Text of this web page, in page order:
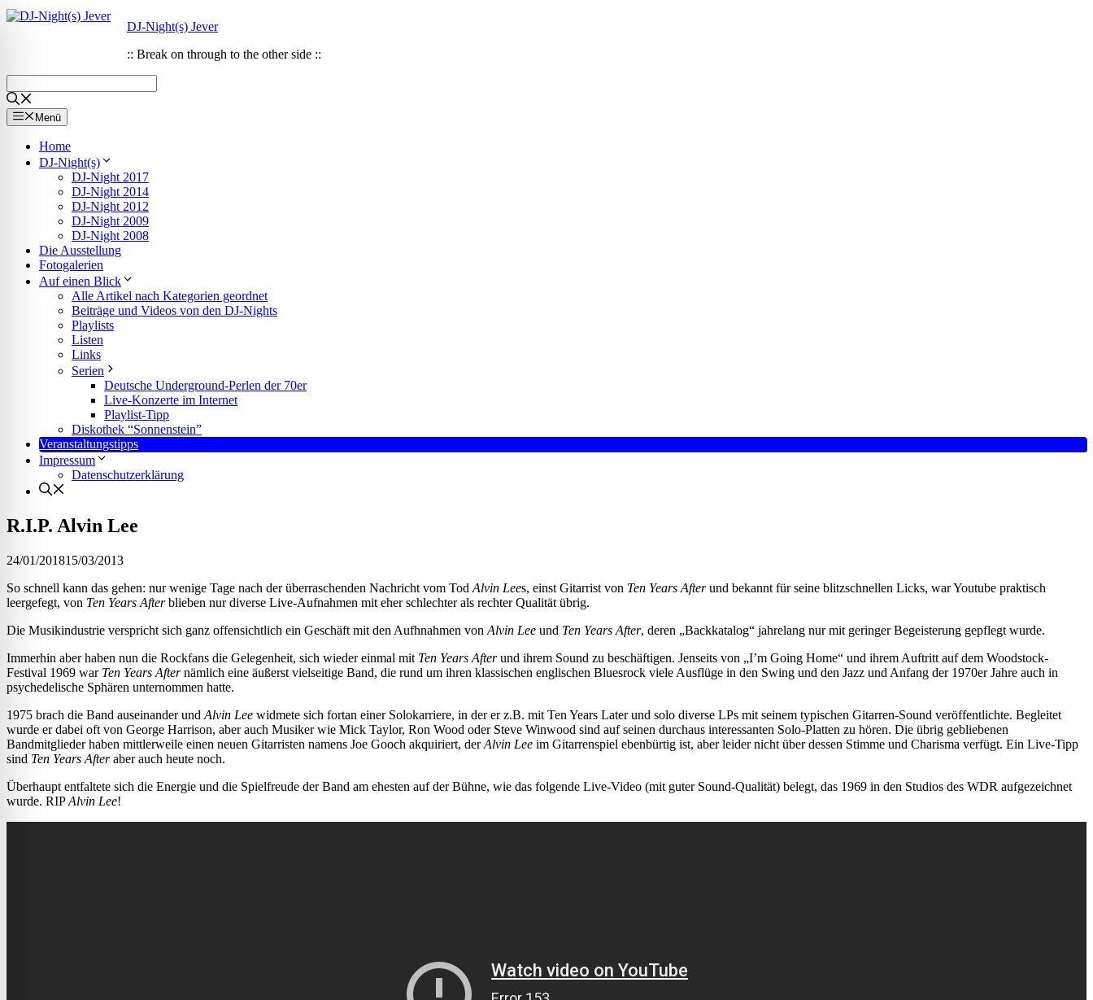
Zum
Zum
DJ-Night(s) Jever
:: Break on through to the other side ::
Menü
Home
DJ-Night(s)
DJ-Night 2017
DJ-Night 2014
DJ-Night 2012
DJ-Night 2009
DJ-Night 2008
Die Ausstellung
Fotogalerien
Auf einen Blick
Alle Artikel nach Kategorien geordnet
Beiträge und Videos von den DJ-Nights
Playlists
Listen
Links
Serien
Deutsche Underground-Perlen der 70er
Live-Konzerte im Internet
Playlist-Tipp
Diskothek “Sonnenstein”
Veranstaltungstipps
Impressum
Datenschutzerklärung
R.I.P. Alvin Lee
24/01/201815/03/2013
So schnell kann das gehen: nur wenige Tage nach der überraschenden Nachricht vom Tod Alvin Lees, einst Gitarrist von Ten Years Afterund bekannt für seine blitzschnellen Licks, war Youtube praktisch
leergefegt, von Ten Years Afterblieben nur diverse Live-Aufnahmen mit eher schlechter als rechter Qualität übrig.
Die Musikindustrie verspricht sich ganz offensichtlich ein Geschäft mit den Aufhnahmen von Alvin Lee und Ten Years After, deren „Backkatalog“ jahrelang nur mit geringer Begeisterung gepflegt wurde.
Immerhin aber haben nun die Rockfans die Gelegenheit, sich wieder einmal mit Ten Years Afterund ihrem Sound zu beschäftigen. Jenseits von „I’m Going Home“ und ihrem Auftritt auf dem Woodstock-
Festival 1969 war Ten Years Afternämlich eine äußerst vielseitige Band, die rund um ihren klassischen englischen Bluesrock viele Ausflüge in den Swing und den Jazz und Anfang der 1970er Jahre auch in
psychedelische Sphären unternommen hatte.
1975 brach die Band auseinander und Alvin Lee widmete sich fortan einer Solokarriere, in der er z.B. mit Ten Years Later und solo diverse LPs mit seinem typischen Gitarren-Sound veröffentlichte. Begleitet
wurde er dabei oft von George Harrison, aber auch Musiker wie Mick Taylor, Ron Wood oder Steve Winwood sind auf seinen durchaus interessanten Solo-Platten zu hören. Die übrig gebliebenen
Bandmitglieder haben mittlerweile einen neuen Gitarristen namens Joe Gooch akquiriert, derAlvin Lee im Gitarrenspiel ebenbürtig ist, aber leider nicht über dessen Stimme und Charisma verfügt. Ein Live-Tipp
sind Ten Years Afteraber auch heute noch.
Überhaupt entfaltete sich die Energie und die Spielfreude der Band am ehesten auf der Bühne, wie das folgende Live-Video (mit guter Sound-Qualität) belegt, das 1969 in den Studios des WDR aufgezeichnet
wurde. RIPAlvin Lee!
Anfallsicherheit
freundlicher Modus
sicherer Modus